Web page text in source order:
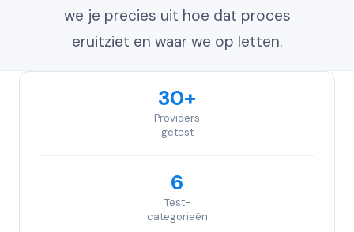
we je precies uit hoe dat proces
eruitziet en waar we op letten.
30+
Providers
getest
6
Test-
categorieën